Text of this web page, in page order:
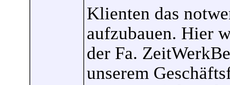
Klienten das
aufzubauen. Hier
der Fa.
unserem